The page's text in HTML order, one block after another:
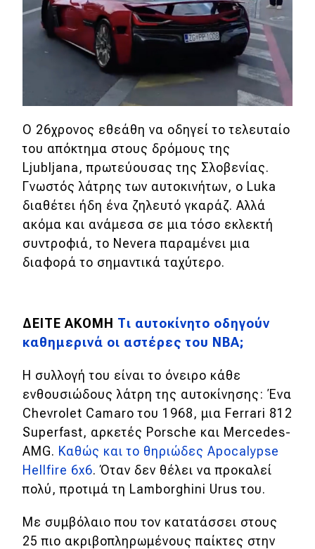
Τεχνολογία
Mobility
Σταθμοί φόρτισης
Classic
Νέα
Παρουσιάσεις
DRIVE Away
MOTO
Οδηγός αγοράς
Χρηστικά
Συμβουλές
ΚΤΕΟ
Οδική βοήθεια
Ο 26χρονος εθεάθη να οδηγεί το τελευταίο
του απόκτημα στους δρόμους της
Ljubljana, πρωτεύουσας της Σλοβενίας.
Γνωστός λάτρης των αυτοκινήτων, ο Luka
διαθέτει ήδη ένα ζηλευτό γκαράζ. Αλλά
ακόμα και ανάμεσα σε μια τόσο εκλεκτή
συντροφιά, το Nevera παραμένει μια
διαφορά το σημαντικά ταχύτερο.
ΔΕΙΤΕ ΑΚΟΜΗ Τι αυτοκίνητο οδηγούν
καθημερινά οι αστέρες του NBA;
Η συλλογή του είναι το όνειρο κάθε
ενθουσιώδους λάτρη της αυτοκίνησης: Ένα
Chevrolet Camaro του 1968, μια Ferrari 812
Superfast, αρκετές Porsche και Mercedes-
AMG. Καθώς και το θηριώδες Apocalypse
Hellfire 6x6. Όταν δεν θέλει να προκαλεί
πολύ, προτιμά τη Lamborghini Urus του.
Με συμβόλαιο που τον κατατάσσει στους
25 πιο ακριβοπληρωμένους παίκτες στην